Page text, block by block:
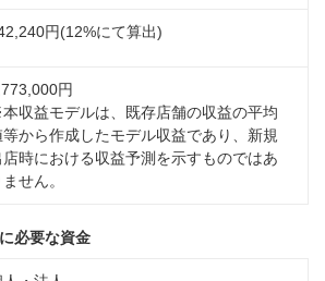
円(12%にて算出)
円
収益モデルは、既存店舗の収益の平均
等から作成したモデル収益であり、新規
店時における収益予測を示すものではあ
ません。
必要な資金